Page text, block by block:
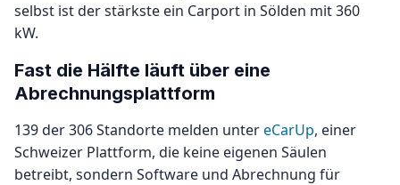
selbst ist der stärkste ein Carport in Sölden mit 360
kW.
Fast die Hälfte läuft über eine
Abrechnungsplattform
139 der 306 Standorte melden untereCarUp, einer
Schweizer Plattform, die keine eigenen Säulen
betreibt, sondern Software und Abrechnung für